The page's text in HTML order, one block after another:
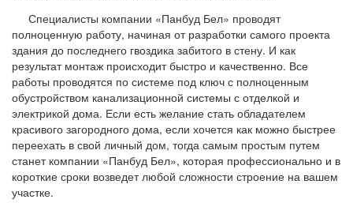
Специалисты компании «Панбуд Бел» проводят
полноценную работу, начиная от разработки самого проекта
здания до последнего гвоздика забитого в стену. И как
результат монтаж происходит быстро и качественно. Все
работы проводятся по системе под ключ с полноценным
обустройством канализационной системы с отделкой и
электрикой дома. Если есть желание стать обладателем
красивого загородного дома, если хочется как можно быстрее
переехать в свой личный дом, тогда самым простым путем
станет компании «Панбуд Бел», которая профессионально и в
короткие сроки возведет любой сложности строение на вашем
участке.